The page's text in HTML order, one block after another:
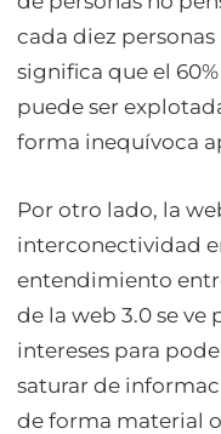
cada diez
significa que el
puede ser
forma inequívoca
Por otro lado, la
interconectividad
entendimiento
de la web 3.0 se ve
intereses para
saturar de
de forma material